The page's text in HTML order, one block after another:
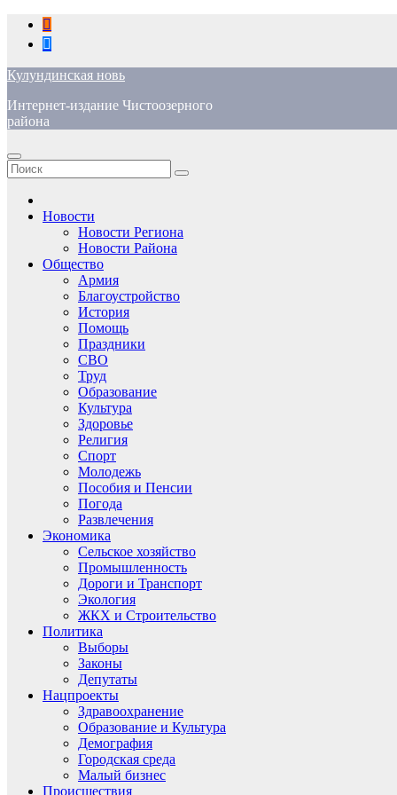
Перейти
содержимому
Кулундинская новь
Интернет-издание Чистоозерного
района
Новости
Новости Региона
Новости Района
Общество
Армия
Благоустройство
История
Помощь
Праздники
СВО
Труд
Образование
Культура
Здоровье
Религия
Спорт
Молодежь
Пособия и Пенсии
Погода
Развлечения
Экономика
Сельское хозяйство
Промышленность
Дороги и Транспорт
Экология
ЖКХ и Строительство
Политика
Выборы
Законы
Депутаты
Нацпроекты
Здравоохранение
Образование и Культура
Демография
Городская среда
Малый бизнес
Происшествия